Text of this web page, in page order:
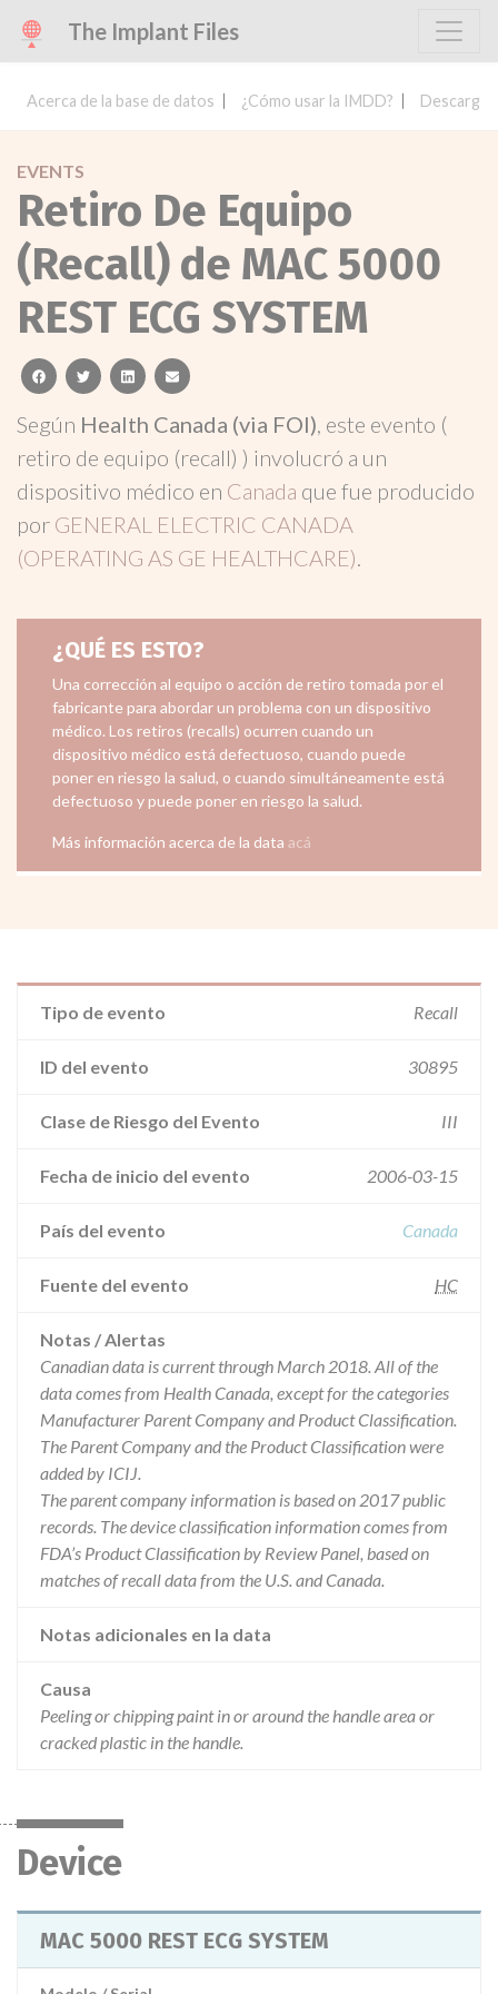
The Implant Files
Acerca de la base de datos ¿Cómo usar la IMDD? Descargar
EVENTS
Retiro De Equipo
(Recall) de MAC 5000
REST ECG SYSTEM
facebooktwitterlinkedinemail
Según Health Canada (via FOI), este evento (
retiro de equipo (recall) ) involucró a un
dispositivo médico en Canada que fue producido
por GENERAL ELECTRIC CANADA
(OPERATING AS GE HEALTHCARE).
¿QUÉ ES ESTO?
Una corrección al equipo o acción de retiro tomada por el
fabricante para abordar un problema con un dispositivo
médico. Los retiros (recalls) ocurren cuando un
dispositivo médico está defectuoso, cuando puede
poner en riesgo la salud, o cuando simultáneamente está
defectuoso y puede poner en riesgo la salud.
Más información acerca de la data acá
Tipo de evento Recall
ID del evento 30895
Clase de Riesgo del Evento III
Fecha de inicio del evento 2006-03-15
País del evento Canada
Fuente del evento HC
Notas / Alertas
Canadian data is current through March 2018. All of the
data comes from Health Canada, except for the categories
Manufacturer Parent Company and Product Classification.
The Parent Company and the Product Classification were
added by ICIJ.
The parent company information is based on 2017 public
records. The device classification information comes from
FDA’s Product Classification by Review Panel, based on
matches of recall data from the U.S. and Canada.
Notas adicionales en la data
Causa
Peeling or chipping paint in or around the handle area or
cracked plastic in the handle.
Device
MAC 5000 REST ECG SYSTEM